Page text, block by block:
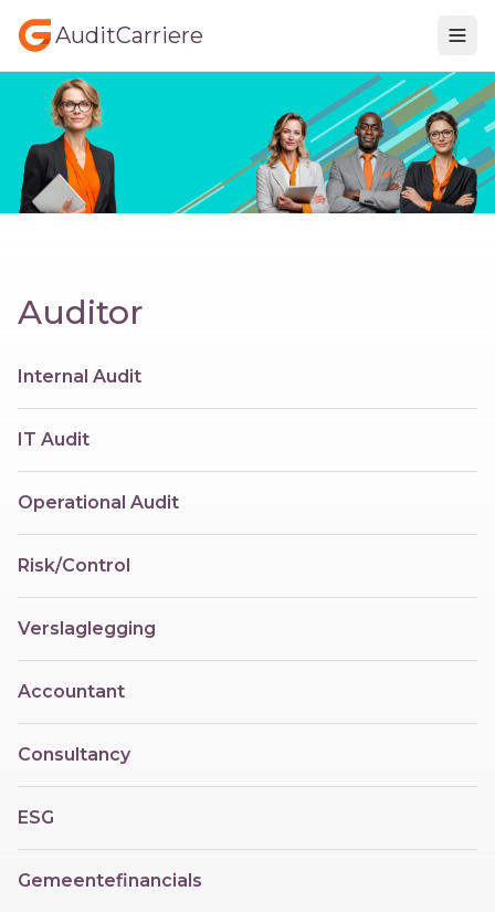
AuditCarriere
Auditor
Internal Audit
IT Audit
Operational Audit
Risk/Control
Verslaglegging
Accountant
Consultancy
ESG
Gemeentefinancials